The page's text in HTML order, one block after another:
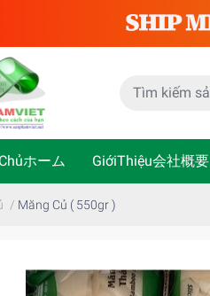
ホーム GiớiThiệu会社概要
/ Măng Củ ( 550gr )